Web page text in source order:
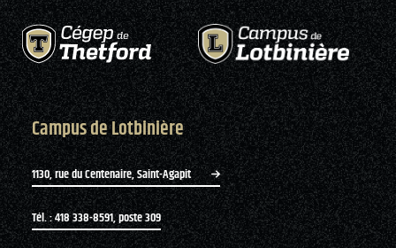
Campus de Lotbinière
1130, rue du Centenaire, Saint-Agapit
Tél. : 418 338-8591, poste 309